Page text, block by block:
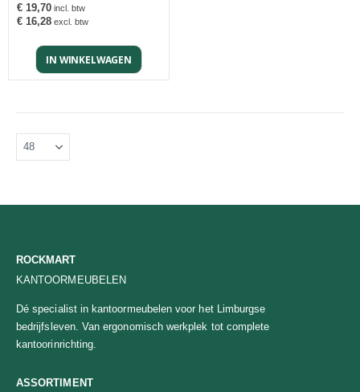
IN WINKELWAGEN
€ 19,70
€ 16,28
ROCKMART
KANTOORMEUBELEN
Dé specialist in kantoormeubelen voor het Limburgse
bedrijfsleven. Van ergonomisch werkplek tot complete
kantoorinrichting.
ASSORTIMENT